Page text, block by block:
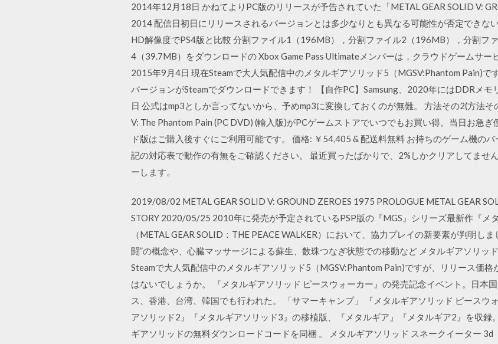
2014年12月18日 かねてよりPC版のリリースが予告されていた「METAL GEAR SOLID V:
2014 配信日初日にリリースされるバージョンとは多少なりとも異なる可能性が否定できな
HD解像度でPS4版と比較 分割ファイル1（196MB），分割ファイル2（196MB），分割フ
4（39.7MB）をダウンロードの Xbox Game Pass Ultimateメンバーは，クラウドゲームサー
2015年9月4日 現在Steamで大人気配信中のメタルギアソリッド5（MGSV:Phantom Pain)で
バージョンがSteamでダウンロードできます！ 【自作PC】Samsung、2020年にはDDRメ
日 公式はmp3としか言ってないから、予めmp3に変換しておくのが無難。 方法その2(方法
V: The Phantom Pain (PC DVD) (輸入版)がPCゲームストアでいつでもお買い得。当日お急
ド版はご購入後すぐにご利用可能です。 価格: ￥54,405 & 配送料無料 お持ちのゲーム機の
記の対応表で動作の有無をご確認ください。 最近買ったばかりで、2%しかクリアしてませ
ーします。
2019/08/02 METAL GEAR SOLID V: GROUND ZEROES 1975 PROLOGUE METAL GEAR
STORY 2020/05/25 2010年に発売が予定されているPSP版の『MGS』シリーズ最新作『メ
（METAL GEAR SOLID：THE PEACE WALKER）において、協力プレイの新要素が判明し
闘”の概念や、心臓マッサージによる蘇生、数珠つなぎ状態での移動など メタルギアソリッ
Steamで大人気配信中のメタルギアソリッド5（MGSV:Phantom Pain)ですが、リリース価
はないでしょうか。 『メタルギアソリッド ピースウォーカー』の発売記念イベント。日本
ス、香港、台湾、韓国でも行われた。 「サマーキャンプ」 『メタルギアソリッド ピースウ
アソリッド2』『メタルギアソリッド3』の移植版、『メタルギア』『メタルギア2』を収録
ギアソリッドの無料ダウンロードコードを同梱 。 メタルギアソリッド スネークイーター 3d